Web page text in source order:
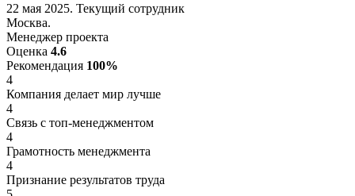
22 мая 2025. Текущий сотрудник
Москва.
Менеджер проекта
Оценка 4.6
Рекомендация 100%
4
Компания делает мир лучше
4
Связь с топ-менеджментом
4
Грамотность менеджмента
4
Признание результатов труда